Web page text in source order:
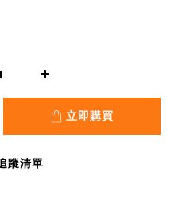
立即購買
蹤清單